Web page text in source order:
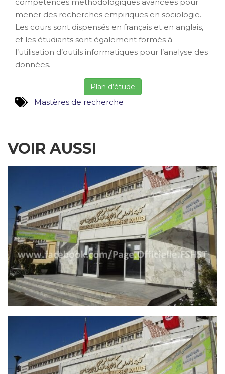
mener des recherches empiriques en sociologie.
Les cours sont dispensés en français et en anglais,
et les étudiants sont également formés à
l’utilisation d’outils informatiques pour l’analyse des
données.
Plan d’étude
Mastères de recherche
VOIR AUSSI